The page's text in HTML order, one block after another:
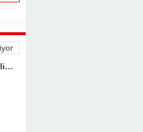
Laik Türkiye Partisi Geliyor